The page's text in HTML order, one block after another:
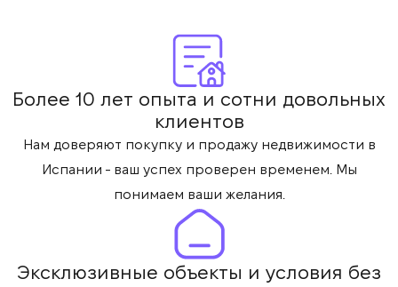
Более 10 лет опыта и сотни довольных
клиентов
Нам доверяют покупку и продажу недвижимости в
Испании - ваш успех проверен временем. Мы
понимаем ваши желания.
Эксклюзивные объекты и условия без